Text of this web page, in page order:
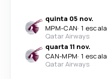
quinta 05 nov.
MPM-CAN· 1 escala
Qatar Airways
quarta 11 nov.
CAN-MPM· 1 escala
Qatar Airways